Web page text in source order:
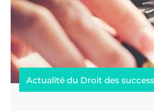
Actualité du Droit des